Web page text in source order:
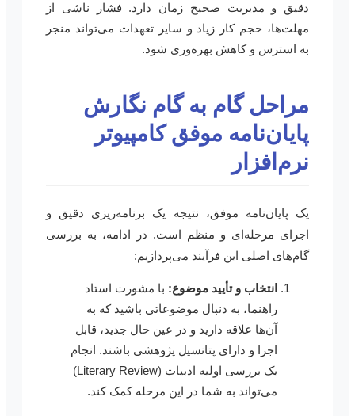
دقیق و مدیریت صحیح زمان دارد. فشار ناشی از
مهلت‌ها، حجم کار زیاد و سایر تعهدات می‌تواند منجر
به استرس و کاهش بهره‌وری شود.
مراحل گام به گام نگارش
پایان‌نامه موفق کامپیوتر
نرم‌افزار
یک پایان‌نامه موفق، نتیجه یک برنامه‌ریزی دقیق و
اجرای مرحله‌ای و منظم است. در ادامه، به بررسی
گام‌های اصلی این فرآیند می‌پردازیم:
انتخاب و تأیید موضوع:با مشورت استاد
راهنما، به دنبال موضوعاتی باشید که به
آن‌ها علاقه دارید و در عین حال جدید، قابل
اجرا و دارای پتانسیل پژوهشی باشند. انجام
یک بررسی اولیه ادبیات (Literary Review)
می‌تواند به شما در این مرحله کمک کند.